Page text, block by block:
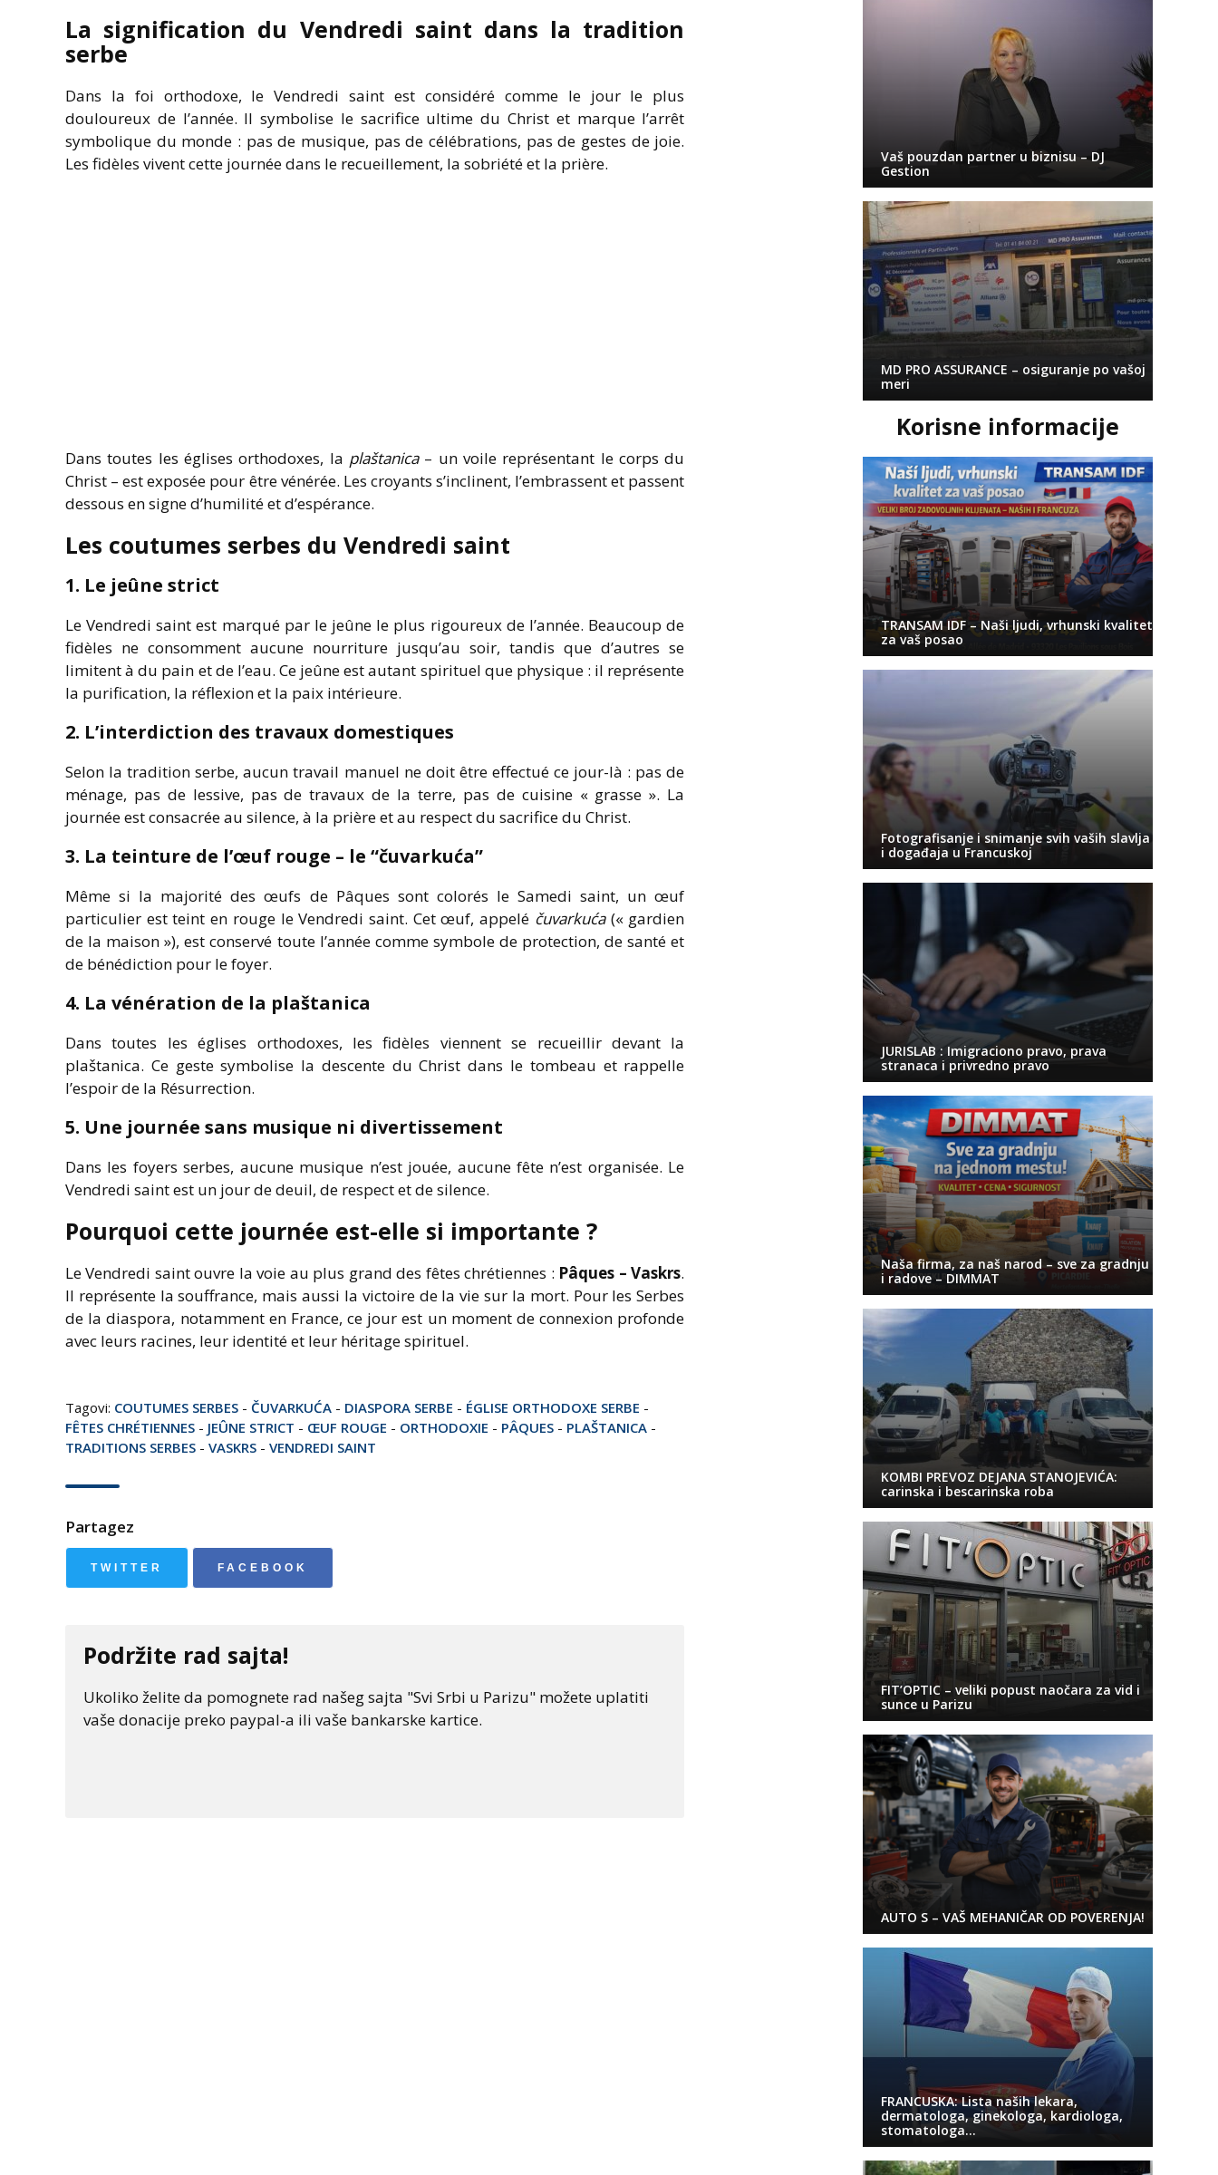
La signification du Vendredi saint dans la tradition
serbe
Dans la foi orthodoxe, le Vendredi saint est considéré comme le jour le plus
douloureux de l’année. Il symbolise le sacrifice ultime du Christ et marque l’arrêt
symbolique du monde : pas de musique, pas de célébrations, pas de gestes de joie.
Les fidèles vivent cette journée dans le recueillement, la sobriété et la prière.
Dans toutes les églises orthodoxes, la plaštanica– un voile représentant le corps du
Christ – est exposée pour être vénérée. Les croyants s’inclinent, l’embrassent et passent
dessous en signe d’humilité et d’espérance.
Les coutumes serbes du Vendredi saint
1. Le jeûne strict
Le Vendredi saint est marqué par le jeûne le plus rigoureux de l’année. Beaucoup de
fidèles ne consomment aucune nourriture jusqu’au soir, tandis que d’autres se
limitent à du pain et de l’eau. Ce jeûne est autant spirituel que physique : il représente
la purification, la réflexion et la paix intérieure.
2. L’interdiction des travaux domestiques
Selon la tradition serbe, aucun travail manuel ne doit être effectué ce jour-là : pas de
ménage, pas de lessive, pas de travaux de la terre, pas de cuisine « grasse ». La
journée est consacrée au silence, à la prière et au respect du sacrifice du Christ.
3. La teinture de l’œuf rouge – le “čuvarkuća”
Même si la majorité des œufs de Pâques sont colorés le Samedi saint, un œuf
particulier est teint en rouge le Vendredi saint. Cet œuf, appelé čuvarkuća(« gardien
de la maison »), est conservé toute l’année comme symbole de protection, de santé et
de bénédiction pour le foyer.
4. La vénération de la plaštanica
Dans toutes les églises orthodoxes, les fidèles viennent se recueillir devant la
plaštanica. Ce geste symbolise la descente du Christ dans le tombeau et rappelle
l’espoir de la Résurrection.
5. Une journée sans musique ni divertissement
Dans les foyers serbes, aucune musique n’est jouée, aucune fête n’est organisée. Le
Vendredi saint est un jour de deuil, de respect et de silence.
Pourquoi cette journée est-elle si importante ?
Le Vendredi saint ouvre la voie au plus grand des fêtes chrétiennes : Pâques – Vaskrs.
Il représente la souffrance, mais aussi la victoire de la vie sur la mort. Pour les Serbes
de la diaspora, notamment en France, ce jour est un moment de connexion profonde
avec leurs racines, leur identité et leur héritage spirituel.
Tagovi: COUTUMES SERBES - ČUVARKUĆA - DIASPORA SERBE - ÉGLISE ORTHODOXE SERBE -
FÊTES CHRÉTIENNES - JEÛNE STRICT - ŒUF ROUGE - ORTHODOXIE - PÂQUES - PLAŠTANICA -
TRADITIONS SERBES - VASKRS - VENDREDI SAINT
Partagez
TWITTER FACEBOOK
Podržite rad sajta!
Ukoliko želite da pomognete rad našeg sajta "Svi Srbi u Parizu" možete uplatiti
vaše donacije preko paypal-a ili vaše bankarske kartice.
Vaš pouzdan partner u biznisu – DJ
Gestion
MD PRO ASSURANCE – osiguranje po vašoj
meri
Korisne informacije
TRANSAM IDF – Naši ljudi, vrhunski kvalitet
za vaš posao
Fotografisanje i snimanje svih vaših slavlja
i događaja u Francuskoj
JURISLAB : Imigraciono pravo, prava
stranaca i privredno pravo
Naša firma, za naš narod – sve za gradnju
i radove – DIMMAT
KOMBI PREVOZ DEJANA STANOJEVIĆA:
carinska i bescarinska roba
FIT’OPTIC – veliki popust naočara za vid i
sunce u Parizu
AUTO S – VAŠ MEHANIČAR OD POVERENJA!
FRANCUSKA: Lista naših lekara,
dermatologa, ginekologa, kardiologa,
stomatologa…